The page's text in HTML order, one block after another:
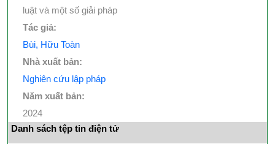
luật và một số giải pháp
Tác giả:
Bùi, Hữu Toàn
Nhà xuất bản:
Nghiên cứu lập pháp
Năm xuất bản:
2024
Danh sách tệp tin điện tử